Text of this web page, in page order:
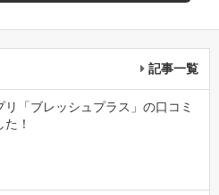
記事一覧
リ「ブレッシュプラス」の口コミ
！